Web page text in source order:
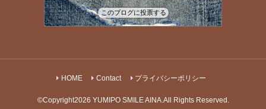
162位 マジックブレットデラックスの口コミ
163位 ファスティングドリンクのおすすめを紹介するブログ
このブログに投票する
HOME Contact プライバシーポリシー
©Copyright2026 YUMIPO SMILE AINA.All Rights Reserved.